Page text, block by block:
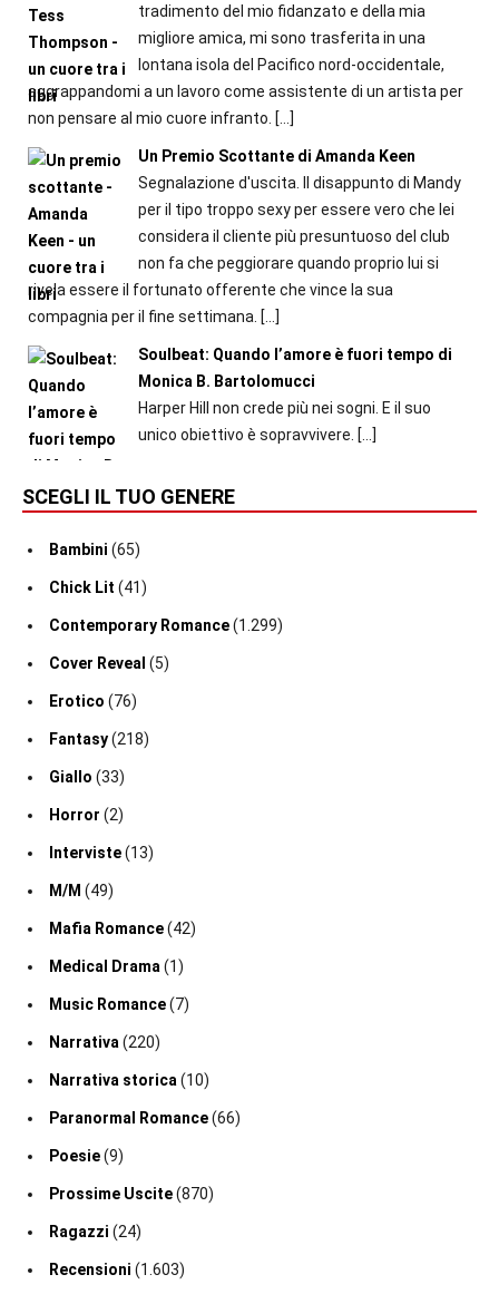
tradimento del mio fidanzato e della mia
migliore amica, mi sono trasferita in una
lontana isola del Pacifico nord-occidentale,
aggrappandomi a un lavoro come assistente di un artista per
non pensare al mio cuore infranto. […]
Un Premio Scottante di Amanda Keen
Segnalazione d'uscita. Il disappunto di Mandy
per il tipo troppo sexy per essere vero che lei
considera il cliente più presuntuoso del club
non fa che peggiorare quando proprio lui si
rivela essere il fortunato offerente che vince la sua
compagnia per il fine settimana. […]
Soulbeat: Quando l’amore è fuori tempo di
Monica B. Bartolomucci
Harper Hill non crede più nei sogni. E il suo
unico obiettivo è sopravvivere. […]
SCEGLI IL TUO GENERE
Bambini (65)
Chick Lit (41)
Contemporary Romance(1.299)
Cover Reveal (5)
Erotico (76)
Fantasy(218)
Giallo (33)
Horror (2)
Interviste(13)
M/M (49)
Mafia Romance(42)
Medical Drama(1)
Music Romance(7)
Narrativa(220)
Narrativa storica(10)
Paranormal Romance(66)
Poesie(9)
Prossime Uscite(870)
Ragazzi (24)
Recensioni (1.603)